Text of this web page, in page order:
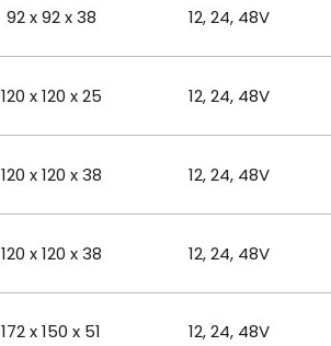
92 x 92 x 38 12, 24, 48V
120 x 120 x 25 12, 24, 48V
120 x 120 x 38 12, 24, 48V
120 x 120 x 38 12, 24, 48V
172 x 150 x 51 12, 24, 48V